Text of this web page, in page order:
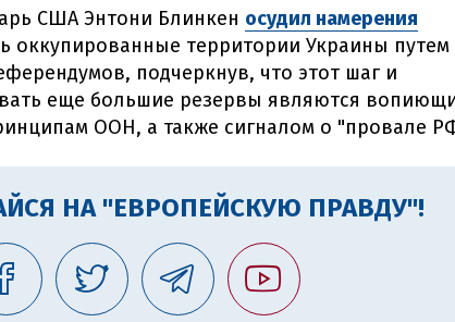
США Энтони Блинкен осудил намерения
оккупированные территории Украины путем
подчеркнув, что этот шаг и
еще большие резервы являются
ООН, а также сигналом о "провале
НА "ЕВРОПЕЙСКУЮ ПРАВДУ"!